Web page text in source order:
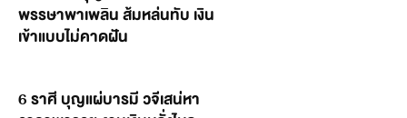
พรรษาพาเพลิน ส้มหล่นทับ เงิน
เข้าแบบไม่คาดฝัน
6 ราศี บุญแผ่บารมี วจีเสน่หา